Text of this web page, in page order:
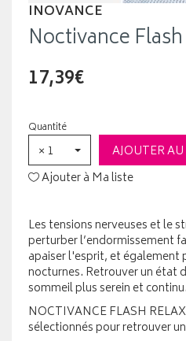
INOVANCE
Noctivance
17,39€
Quantité
× 1
AJOUTER
Ajouter à Ma liste
Les tensions nerveuses et le
perturber l’endormissement
apaiser l'esprit, et également
nocturnes. Retrouver un état
sommeil plus serein et continu.
NOCTIVANCE FLASH
sélectionnés pour retrouver